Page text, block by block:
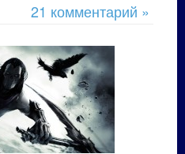
21 комментарий »